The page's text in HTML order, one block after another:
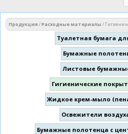
Вы здесь
Продукция /Расходные материалы /
Туалетная бумага
Бумажные
Листовые
Гигиенические
Жидкое крем-мыло
Освежители
Бумажные полотенца с